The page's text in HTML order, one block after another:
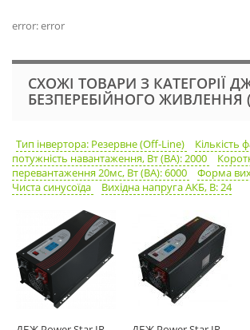
error: error
СХОЖІ ТОВАРИ З КАТЕГОРІЇ
БЕЗПЕРЕБІЙНОГО ЖИВЛЕННЯ
Тип інвертора: Резервне (Off-Line) Кількість
потужність навантаження, Вт (ВА): 2000
перевантаження 20мс, Вт (ВА): 6000
Форма
Чиста синусоїда
Вихідна напруга АКБ, В: 24